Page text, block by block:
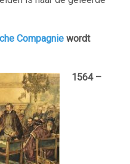
Compagnie wordt
1564 –